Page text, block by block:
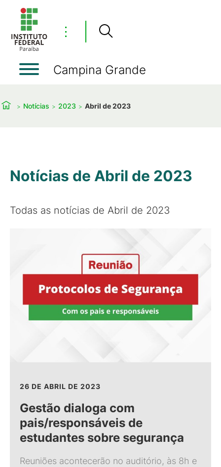
⋮
Campina Grande
Notícias 2023 Abril de 2023
Notícias de Abril de 2023
Todas as notícias de Abril de 2023
26 DE ABRIL DE 2023
Gestão dialoga com
pais/responsáveis de
estudantes sobre segurança
Reuniões acontecerão no auditório, às 8h e